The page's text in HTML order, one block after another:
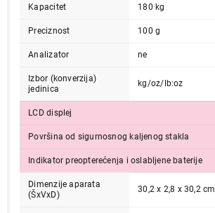
Kapacitet 180 kg
Preciznost 100 g
Analizator ne
Izbor (konverzija)
jedinica
kg/oz/lb:oz
LCD displej
Površina od sigurnosnog kaljenog stakla
Indikator preopterećenja i oslabljene baterije
Dimenzije aparata
(ŠxVxD)
30,2 x 2,8 x 30,2 cm